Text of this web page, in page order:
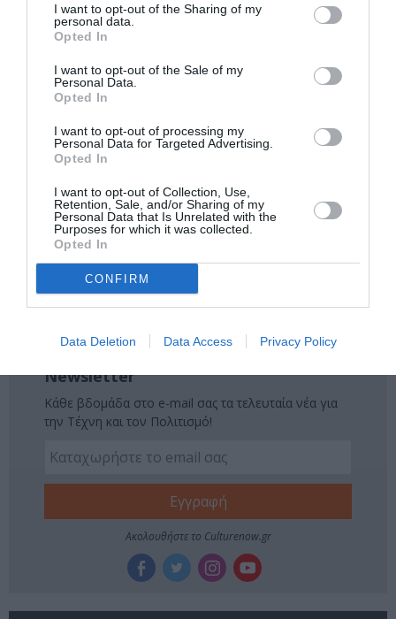
I want to opt-out of the Sharing of my
personal data.
Opted In
I want to opt-out of the Sale of my
Personal Data.
Opted In
I want to opt-out of processing my
Personal Data for Targeted Advertising.
Opted In
I want to opt-out of Collection, Use,
Retention, Sale, and/or Sharing of my
Personal Data that Is Unrelated with the
Purposes for which it was collected.
Opted In
CONFIRM
Data Deletion Data Access Privacy Policy
Τηλ.: 2310 895 800 |tch.gr
Ακολουθήστε το Culturenow.gr στο
μάθετε πρώτοι όλες τις ειδήσεις
Πολιτισμό στοCulturenow.gr
Νέοι Διαγωνισμοί❯
Tags
ΔΡΑΜΑ - ΚΟΙΝΩΝΙΚΟ - ΣΥΓΧΡΟΝΟ
ΕΛΛΗΝΙΚΟ ΕΡΓΟ
ΘΕΑΤΡΙΚΕΣ ΠΑΡΑΣΤΑΣΕΙΣ 2023 - 2024
Newsletter
Κάθε βδομάδα στο e-mail σας τα τελευταία νέα για
την Τέχνη και τον Πολιτισμό!
Ακολουθήστε το Culturenow.gr